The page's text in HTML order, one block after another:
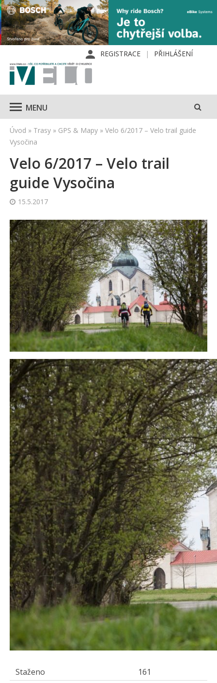
REGISTRACE PŘIHLÁŠENÍ
MENU
Úvod » Trasy » GPS & Mapy » Velo 6/2017 – Velo trail guide
Vysočina
Velo 6/2017 – Velo trail
guide Vysočina
15.5.2017
Staženo
161